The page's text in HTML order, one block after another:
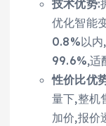
技术优势:
优化智能
0.8%以内
99.6%,适
性价比优
量下,整机
加价,报价